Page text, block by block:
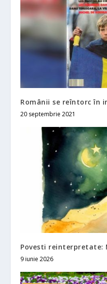
Românii se reîntorc în
20 septembrie 2021
Povesti reinterpretate:
9 iunie 2026